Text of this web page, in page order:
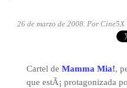
26 de marzo de 2008. Por Cine5X
Cartel de Mamma Mia!,
que estÃ¡ protagonizada